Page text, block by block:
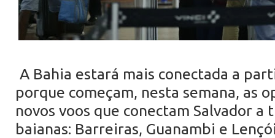
A Bahia estará mais conectada a
porque começam, nesta semana, as
novos voos que conectam Salvador a
baianas: Barreiras, Guanambi e